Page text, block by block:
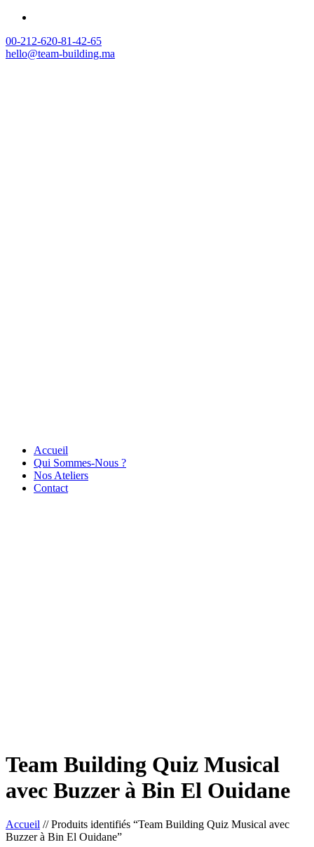
00-212-620-81-42-65
hello@team-building.ma
Accueil
Qui Sommes-Nous ?
Nos Ateliers
Contact
Team Building Quiz Musical
avec Buzzer à Bin El Ouidane
Accueil //Produits identifiés “Team Building Quiz Musical avec
Buzzer à Bin El Ouidane”